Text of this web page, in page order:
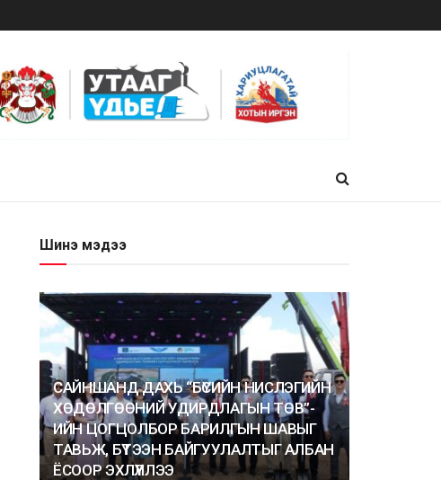
Шинэ мэдээ
САЙНШАНД ДАХЬ “БҮСИЙН НИСЛЭГИЙН
ХӨДӨЛГӨӨНИЙ УДИРДЛАГЫН ТӨВ”-
ИЙН ЦОГЦОЛБОР БАРИЛГЫН ШАВЫГ
ТАВЬЖ, БҮТЭЭН БАЙГУУЛАЛТЫГ АЛБАН
ЁСООР ЭХЛҮҮЛЛЭЭ